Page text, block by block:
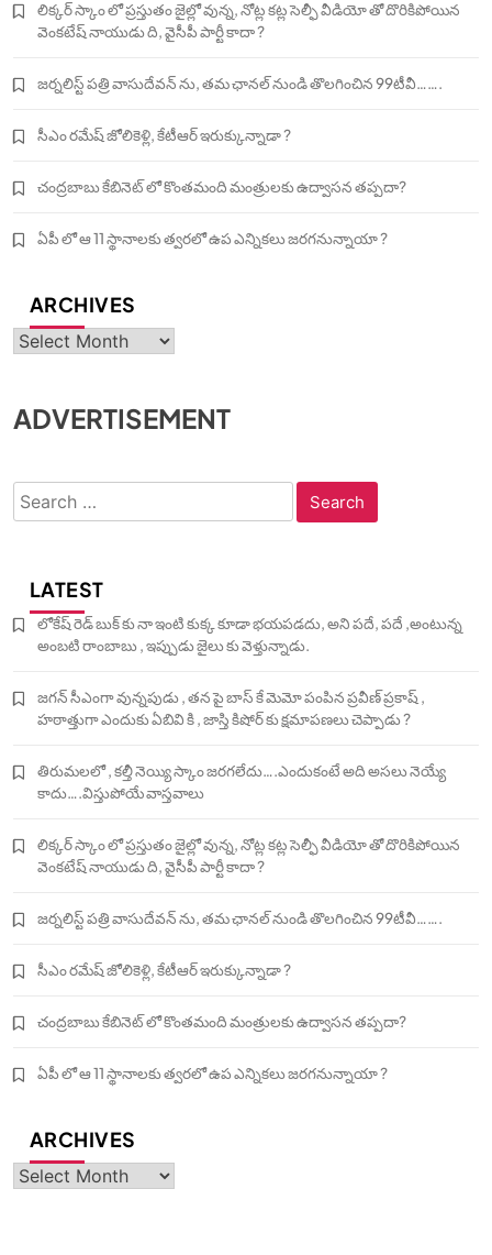
లిక్కర్ స్కాం లో ప్రస్తుతం జైల్లో వున్న, నోట్ల కట్ల సెల్ఫీ వీడియో తో దొరికిపోయిన
వెంకటేష్ నాయుడు ది, వైసీపీ పార్టీ కాదా ?
జర్నలిస్ట్ పత్రి వాసుదేవన్ ను, తమ ఛానల్ నుండి తొలగించిన 99టీవీ…….
సీఎం రమేష్ జోలికెళ్లి, కేటీఆర్ ఇరుక్కున్నాడా ?
చంద్రబాబు కేబినెట్ లో కొంతమంది మంత్రులకు ఉద్వాసన తప్పదా?
ఏపీ లో ఆ 11 స్థానాలకు త్వరలో ఉప ఎన్నికలు జరగనున్నాయా ?
ARCHIVES
Archives
ADVERTISEMENT
Search
for:
LATEST
లోకేష్ రెడ్ బుక్ కు నా ఇంటి కుక్క కూడా భయపడదు, అని పదే, పదే ,అంటున్న
అంబటి రాంబాబు , ఇప్పుడు జైలు కు వెళ్తున్నాడు.
జగన్ సీఎంగా వున్నపుడు , తన పై బాస్ కే మెమో పంపిన ప్రవీణ్ ప్రకాష్ ,
హఠాత్తుగా ఎందుకు ఏబివి కి , జాస్తి కిషోర్ కు క్షమాపణలు చెప్పాడు ?
తిరుమలలో , కల్తీ నెయ్యి స్కాం జరగలేదు….ఎందుకంటే అది అసలు నెయ్యే
కాదు….విస్తుపోయే వాస్తవాలు
లిక్కర్ స్కాం లో ప్రస్తుతం జైల్లో వున్న, నోట్ల కట్ల సెల్ఫీ వీడియో తో దొరికిపోయిన
వెంకటేష్ నాయుడు ది, వైసీపీ పార్టీ కాదా ?
జర్నలిస్ట్ పత్రి వాసుదేవన్ ను, తమ ఛానల్ నుండి తొలగించిన 99టీవీ…….
సీఎం రమేష్ జోలికెళ్లి, కేటీఆర్ ఇరుక్కున్నాడా ?
చంద్రబాబు కేబినెట్ లో కొంతమంది మంత్రులకు ఉద్వాసన తప్పదా?
ఏపీ లో ఆ 11 స్థానాలకు త్వరలో ఉప ఎన్నికలు జరగనున్నాయా ?
ARCHIVES
Archives